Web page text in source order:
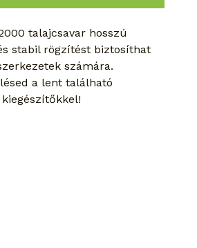
talajcsavar hosszú
stabil rögzítést biztosíthat
számára.
a lent található